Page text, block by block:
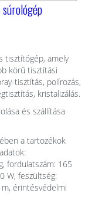
tisztítógép, amely
körű tisztítási
tisztítás, polírozás,
kristalizálás.
és szállítása
a tartozékok
fordulatszám: 165
W, feszültség:
érintésvédelmi